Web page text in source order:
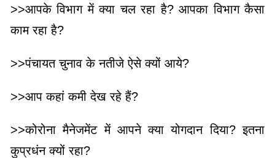
>>आपके विभाग में क्या चल रहा है? आपका विभाग कैसा
काम रहा है?
>>पंचायत चुनाव के नतीजे ऐसे क्यों आये?
>>आप कहां कमी देख रहे हैं?
>>कोरोना मैनेजमेंट में आपने क्या योगदान दिया? इतना
कुप्रधंन क्यों रहा?